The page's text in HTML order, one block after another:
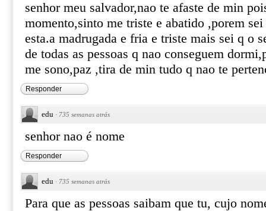
senhor meu salvador,nao te afaste de min
momento,sinto me triste e abatido ,porem
esta.a madrugada e fria e triste mais sei q o
de todas as pessoas q nao conseguem
me sono,paz ,tira de min tudo q nao te
Responder
edu · 735 semanas atrás
senhor nao é nome
Responder
edu · 735 semanas atrás
Para que as pessoas saibam que tu, cujo